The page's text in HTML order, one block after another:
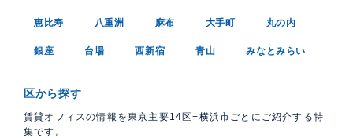
恵比寿 八重洲 麻布 大手町 丸の内
銀座 台場 西新宿 青山 みなとみらい
区から探す
賃貸オフィスの情報を東京主要14区+横浜市ごとにご紹介する特
集です。